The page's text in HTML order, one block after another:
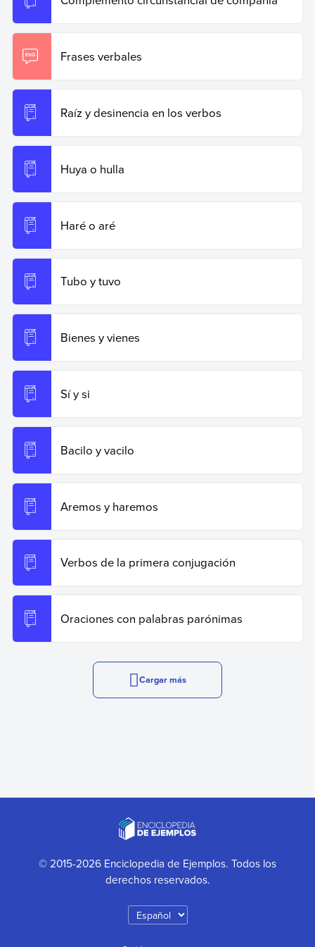
Frases verbales
Raíz y desinencia en los verbos
Huya o hulla
Haré o aré
Tubo y tuvo
Bienes y vienes
Sí y si
Bacilo y vacilo
Aremos y haremos
Verbos de la primera conjugación
Oraciones con palabras parónimas
Cargar más
© 2015-2026 Enciclopedia de Ejemplos. Todos los
derechos reservados.